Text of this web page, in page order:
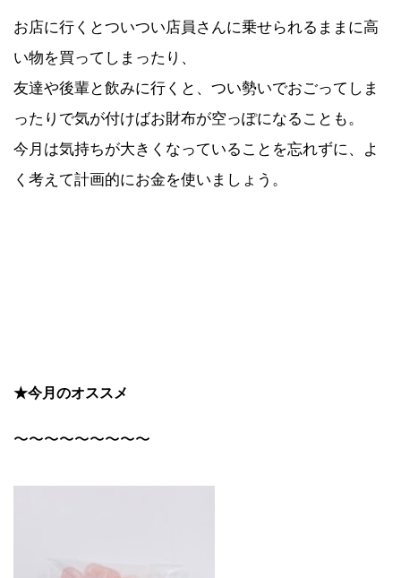
お店に行くとついつい店員さんに乗せられるままに高
い物を買ってしまったり、
友達や後輩と飲みに行くと、つい勢いでおごってしま
ったりで気が付けばお財布が空っぽになることも。
今月は気持ちが大きくなっていることを忘れずに、よ
く考えて計画的にお金を使いましょう。
★今月のオススメ
〜〜〜〜〜〜〜〜〜